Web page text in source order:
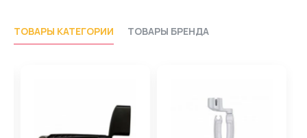
ТОВАРЫ КАТЕГОРИИ ТОВАРЫ БРЕНДА